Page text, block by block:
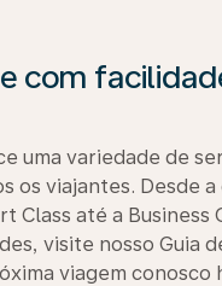
com
uma variedade de
os viajantes. Desde
Class até a Business
visite nosso Guia
viagem conosco